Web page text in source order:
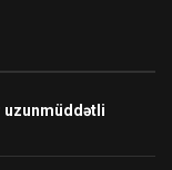
uzunmüddətli